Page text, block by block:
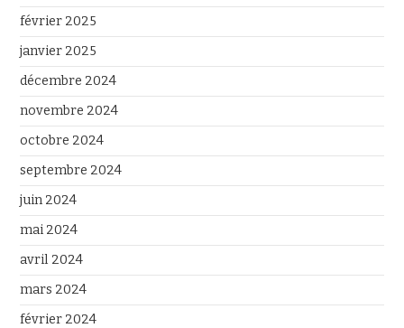
février 2025
janvier 2025
décembre 2024
novembre 2024
octobre 2024
septembre 2024
juin 2024
mai 2024
avril 2024
mars 2024
février 2024